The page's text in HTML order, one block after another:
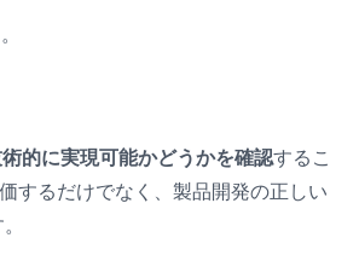
的に実現可能かどうかを確認するこ
するだけでなく、製品開発の正しい